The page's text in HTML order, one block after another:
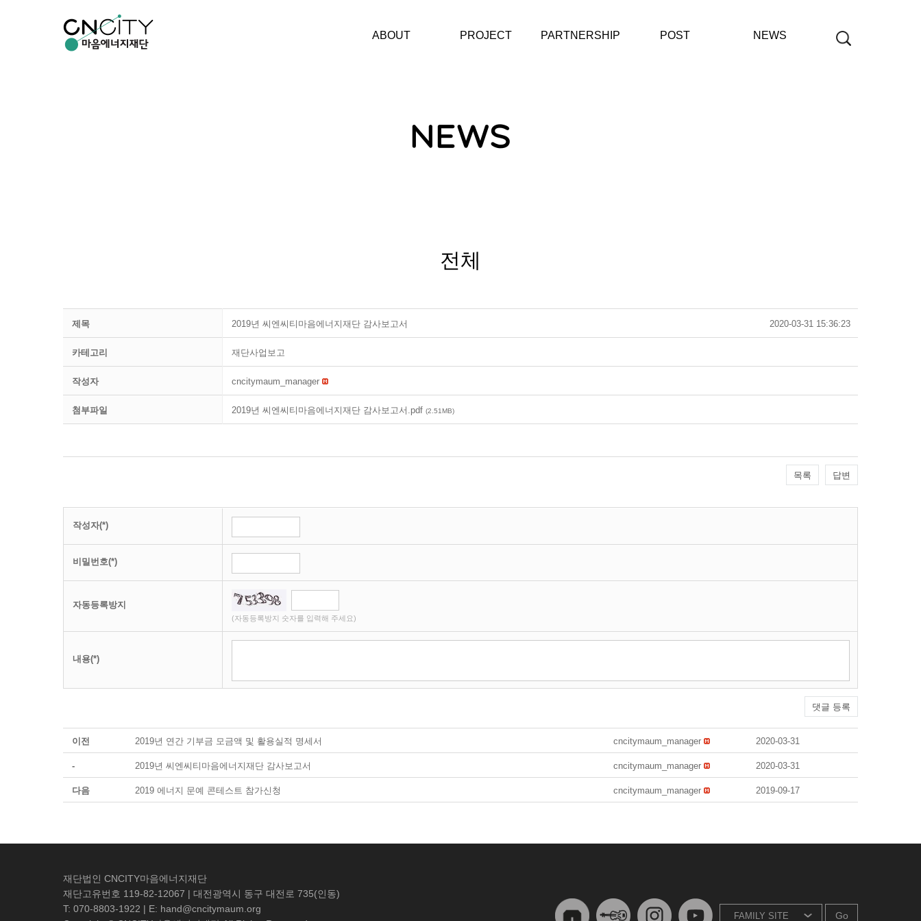
ABOUT PROJECT
소제동 아트벨트
PARTNERSHIP POST NEWS
NEWS
전체
제목 2019년 씨엔씨티마음에너지재단 감사보고서 2020-03-31 15:36:23
카테고리 재단사업보고
작성자 cncitymaum_manager
첨부파일 2019년 씨엔씨티마음에너지재단 감사보고서.pdf (2.51MB)
목록 답변
작성자(*)
비밀번호(*)
자동등록방지
(자동등록방지 숫자를 입력해 주세요)
내용(*)
댓글 등록
이전 2019년 연간 기부금 모금액 및 활용실적 명세서 cncitymaum_manager 2020-03-31
- 2019년 씨엔씨티마음에너지재단 감사보고서 cncitymaum_manager 2020-03-31
다음 2019 에너지 문예 콘테스트 참가신청 cncitymaum_manager 2019-09-17
재단법인 CNCITY마음에너지재단
재단고유번호 119-82-12067 | 대전광역시 동구 대전로 735(인동)
T: 070-8803-1922 | E: hand@cncitymaum.org
Go